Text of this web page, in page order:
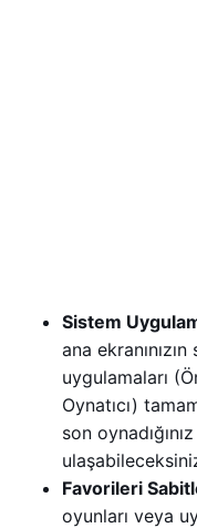
Sistem
ana
uygulamaları
Oynatıcı)
son
Favorileri
oyunları veya